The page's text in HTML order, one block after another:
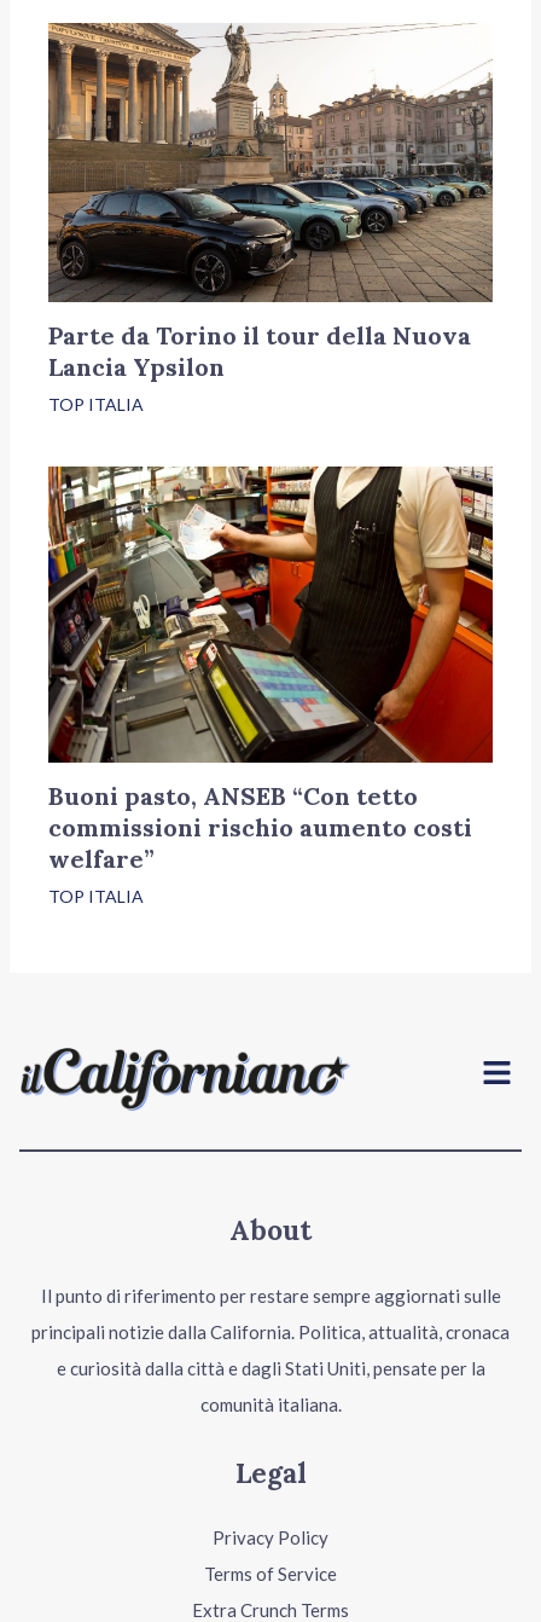
Parte da Torino il tour della Nuova
Lancia Ypsilon
TOP ITALIA
Buoni pasto, ANSEB “Con tetto
commissioni rischio aumento costi
welfare”
TOP ITALIA
Menu
About
Il punto di riferimento per restare sempre aggiornati sulle
principali notizie dalla California. Politica, attualità, cronaca
e curiosità dalla città e dagli Stati Uniti, pensate per la
comunità italiana.
Legal
Privacy Policy
Terms of Service
Extra Crunch Terms